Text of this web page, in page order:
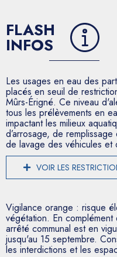
FLASH
INFOS
Les usages en eau des
placés en seuil de
Mûrs-Érigné. Ce niveau
tous les prélèvements en
impactant les milieux
d’arrosage, de
de lavage des véhicules et
VOIR LES
Vigilance orange : risque
végétation. En
arrêté communal est en
jusqu'au 15 septembre.
les interdictions et les